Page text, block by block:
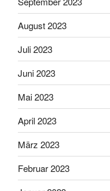
August 2023
Juli 2023
Juni 2023
Mai 2023
April 2023
März 2023
Februar 2023